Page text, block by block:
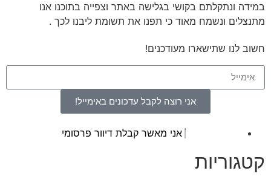
במידה ונתקלתם בקושי בגלישה באתר וצפייה בתוכנו אנו
מתנצלים ונשמח מאוד כי תפנו את תשומת ליבנו לכך .
חשוב לנו שתישארו מעודכנים!
אני רוצה לקבל עדכונים באימייל!
אני מאשר קבלת דיוור פרסומי
קטגוריות